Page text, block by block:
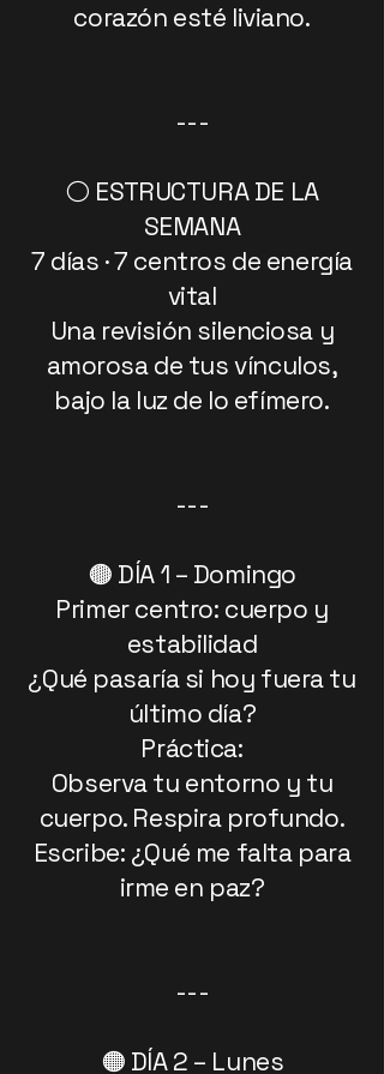
corazón esté liviano.
---
⚪ ESTRUCTURA DE LA
SEMANA
7 días · 7 centros de energía
vital
Una revisión silenciosa y
amorosa de tus vínculos,
bajo la luz de lo efímero.
---
🟤 DÍA 1 – Domingo
Primer centro: cuerpo y
estabilidad
¿Qué pasaría si hoy fuera tu
último día?
Práctica:
Observa tu entorno y tu
cuerpo. Respira profundo.
Escribe: ¿Qué me falta para
irme en paz?
---
🟠 DÍA 2 – Lunes